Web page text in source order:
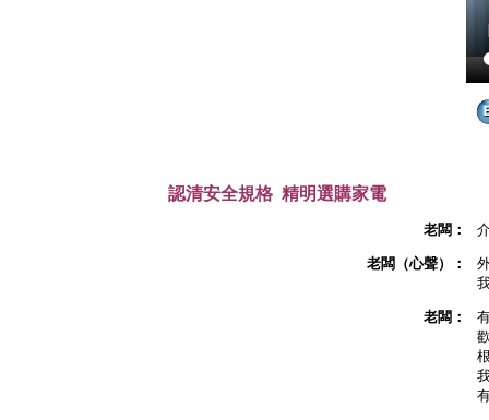
認清安全規格 精明選購家電
老闆：
老闆（心聲）：
老闆：